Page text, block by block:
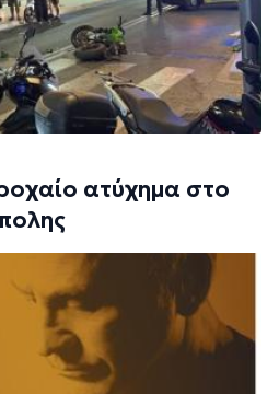
ατύχημα στο